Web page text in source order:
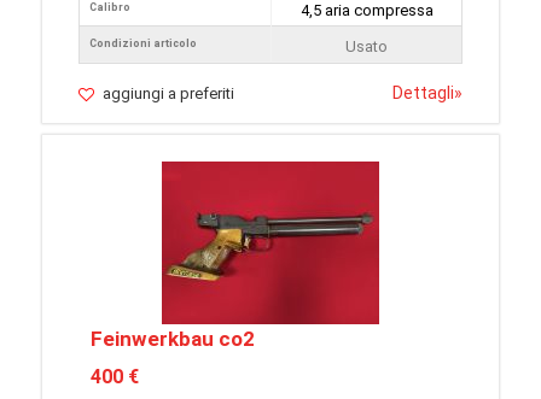
Calibro
Condizioni articolo
4,5 aria compressa
Usato
aggiungi a preferiti Dettagli»
Feinwerkbau co2
400 €